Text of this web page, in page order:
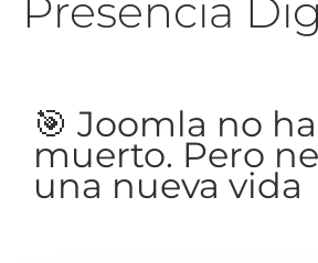
Presencia
🎯 Joomla no ha
muerto. Pero
una nueva vida